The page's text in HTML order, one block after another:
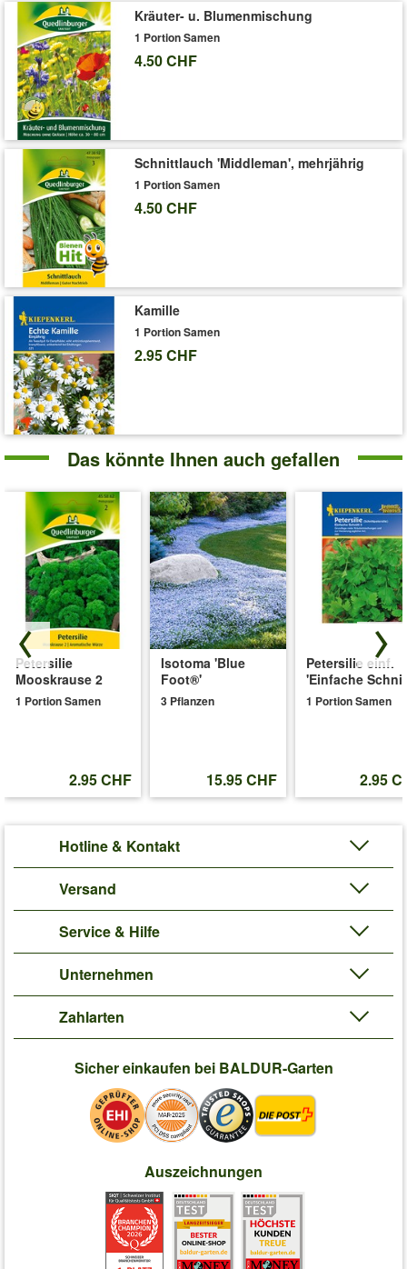
Kräuter- u. Blumenmischung
1 Portion Samen
4.50 CHF
Schnittlauch 'Middleman', mehrjährig
1 Portion Samen
4.50 CHF
Kamille
1 Portion Samen
2.95 CHF
Das könnte Ihnen auch gefallen
Petersilie
Mooskrause 2
1 Portion Samen
2.95 CHF
Isotoma 'Blue
Foot®'
3 Pflanzen
15.95 CHF
Petersilie einf.
'Einfache
1 Portion Samen
2.95
Hotline & Kontakt
Versand
Service & Hilfe
Unternehmen
Zahlarten
Sicher einkaufen bei BALDUR-Garten
Auszeichnungen